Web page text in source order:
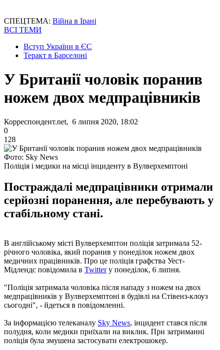
СПЕЦТЕМА: Війна в Ірані
ВСІ ТЕМИ
Вступ України в ЄС
Теракт в Барселоні
У Британії чоловік поранив
ножем двох медпрацівників
Корреспондент.net, 6 липня 2020, 18:02
0
128
Фото: Sky News
Поліція і медики на місці інциденту в Вулверхемптоні
Постраждалі медпрацівники отримали
серйозні поранення, але перебувають у
стабільному стані.
В англійському місті Вулверхемптон поліція затримала 52-
річного чоловіка, який поранив у понеділок ножем двох
медичних працівників. Про це поліція графства Уест-
Мідлендс повідомила в Twitterу понеділок, 6 липня.
"Поліція затримала чоловіка після нападу з ножем на двох
медпрацівників у Вулверхемптоні в будівлі на Стівенз-клоуз
сьогодні", - йдеться в повідомленні.
За інформацією телеканалу Sky News, інцидент стався після
полудня, коли медики приїхали на виклик. При затриманні
поліція була змушена застосувати електрошокер.